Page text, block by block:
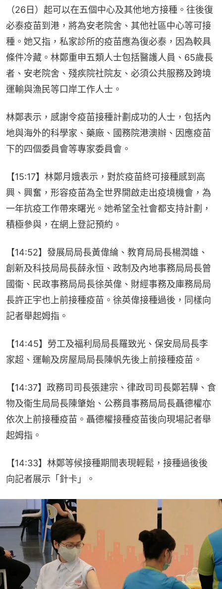
（26日）起可以在五個中心及其他地方接種。往後復
必泰疫苗到港，將為安老院舍、其他社區中心等可接
種。她又指，私家診所的疫苗應為復必泰，因為較具
條件冷藏。林鄭重申五類人士包括醫護人員、65歲長
者、安老院舍、殘疾院社院友、必須公共服務及跨境
運輸與漁民等口岸工作人士。
林鄭表示，感謝令疫苗接種計劃成功的人士，包括內
地與海外的科學家、藥廠、國務院港澳辦、因應疫苗
下的四個委員會等專家委員會。
【15:17】林鄭月娥表示，對於疫苗終可接種感到高
興、興奮，形容疫苗為全世界開啟走出疫境機會，為
一年抗疫工作帶來曙光。她希望全社會都支持計劃，
積極參與，在網上登記預約。
【14:52】發展局局長黃偉綸、教育局局長楊潤雄、
創新及科技局局長薛永恒、政制及內地事務局局長曾
國衞、民政事務局局長徐英偉、財經事務及庫務局局
長許正宇也上前接種疫苗。徐英偉接種過後，同樣向
記者舉起姆指。
【14:45】勞工及福利局局長羅致光、保安局局長李
家超、運輸及房屋局局長陳帆先後上前接種疫苗。
【14:37】政務司司長張建宗、律政司司長鄭若驊、食
物及衞生局局長陳肇始、公務員事務局局長聶德權亦
依次上前接種疫苗。聶德權接種疫苗後向現場記者舉
起姆指。
【14:33】林鄭等候接種期間表現輕鬆，接種過後後
向記者展示「針卡」。